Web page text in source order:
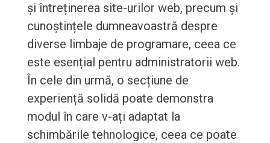
și întreținerea site-urilor web, precum și
cunoștințele dumneavoastră despre
diverse limbaje de programare, ceea ce
este esențial pentru administratorii web.
În cele din urmă, o secțiune de
experiență solidă poate demonstra
modul în care v-ați adaptat la
schimbările tehnologice, ceea ce poate